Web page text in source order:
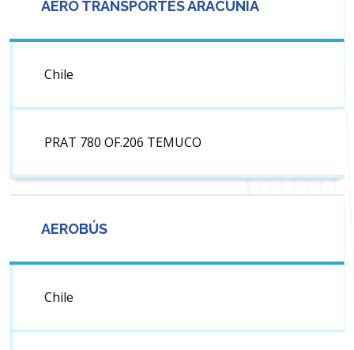
AERO TRANSPORTES ARACUNÍA
Chile
PRAT 780 OF.206 TEMUCO
AEROBÚS
Chile